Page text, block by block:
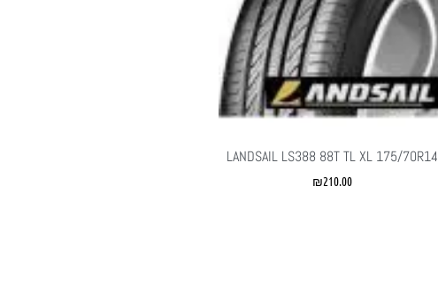
LANDSAIL LS388 88T TL XL 175/70R14
₪210.00